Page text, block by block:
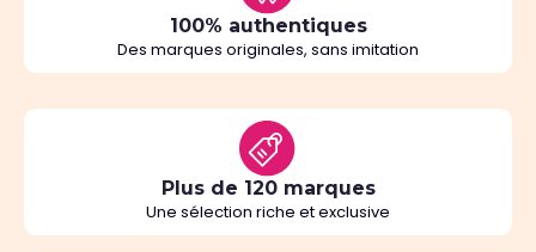
100% authentiques
Des marques originales, sans imitation
Plus de 120 marques
Une sélection riche et exclusive